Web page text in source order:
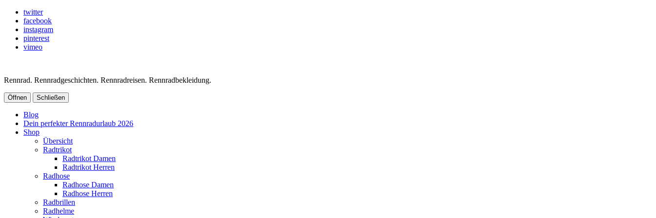
twitter
facebook
instagram
pinterest
vimeo
Rennrad. Rennradgeschichten. Rennradreisen. Rennradbekleidung.
Öffnen Schließen
Blog
Dein perfekter Rennradurlaub 2026
Shop
Übersicht
Radtrikot
Radtrikot Damen
Radtrikot Herren
Radhose
Radhose Damen
Radhose Herren
Radbrillen
Radhelme